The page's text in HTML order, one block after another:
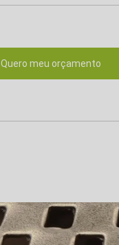
Quero meu orçamento